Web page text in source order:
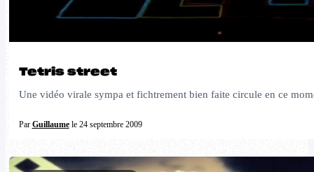
Tetris street
Une vidéo virale sympa et fichtrement bien faite circule en ce
Par Guillaumele 24 septembre 2009